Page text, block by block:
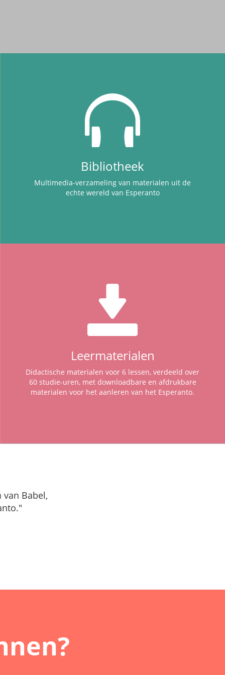
Bibliotheek
Multimedia-verzameling van materialen uit de
echte wereld van Esperanto
Leermaterialen
Didactische materialen voor 6 lessen, verdeeld over
60 studie-uren, met downloadbare en afdrukbare
materialen voor het aanleren van het Esperanto.
Babel,